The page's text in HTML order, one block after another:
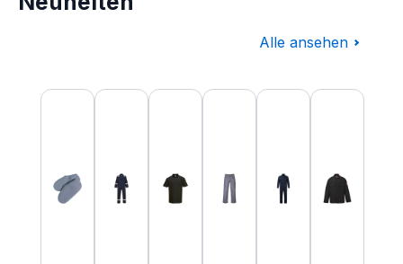
Alle ansehen
Produktgalerie überspringen